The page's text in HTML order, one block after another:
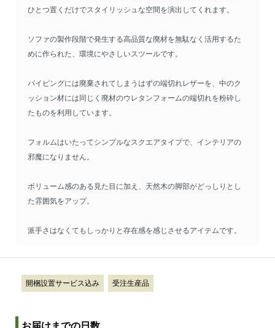
ひとつ置くだけでスタイリッシュな空間を演出してくれます。
ソファの製作段階で発生する高品質な廃材を無駄なく活用するた
めに作られた、環境にやさしいスツールです。
パイピングには廃棄されてしまうはずの端切れレザーを、中のク
ッション材には同じく廃材のウレタンフォームの端切れを粉砕し
たものを利用しています。
フォルムはいたってシンプルなスクエアタイプで、インテリアの
邪魔になりません。
ボリューム感のある見た目に加え、天然木の脚部がどっしりとし
た雰囲気をアップ。
派手さはなくてもしっかりと存在感を感じさせるアイテムです。
開梱設置サービス込み 受注生産品
お届けまでの日数